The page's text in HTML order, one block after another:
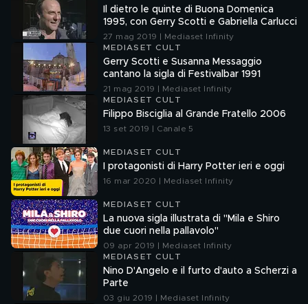
Il dietro le quinte di Buona Domenica
1995, con Gerry Scotti e Gabriella Carlucci
27 mag 2019 | Mediaset Infinity
MEDIASET CULT
Gerry Scotti e Susanna Messaggio
cantano la sigla di Festivalbar 1991
21 mag 2019 | Mediaset Infinity
MEDIASET CULT
Filippo Bisciglia al Grande Fratello 2006
13 set 2019 | Canale 5
MEDIASET CULT
I protagonisti di Harry Potter ieri e oggi
16 mar 2020 | Mediaset Infinity
MEDIASET CULT
La nuova sigla illustrata di "Mila e Shiro
due cuori nella pallavolo"
09 apr 2019 | Mediaset Infinity
MEDIASET CULT
Nino D'Angelo e il furto d'auto a Scherzi a
Parte
03 giu 2019 | Mediaset Infinity